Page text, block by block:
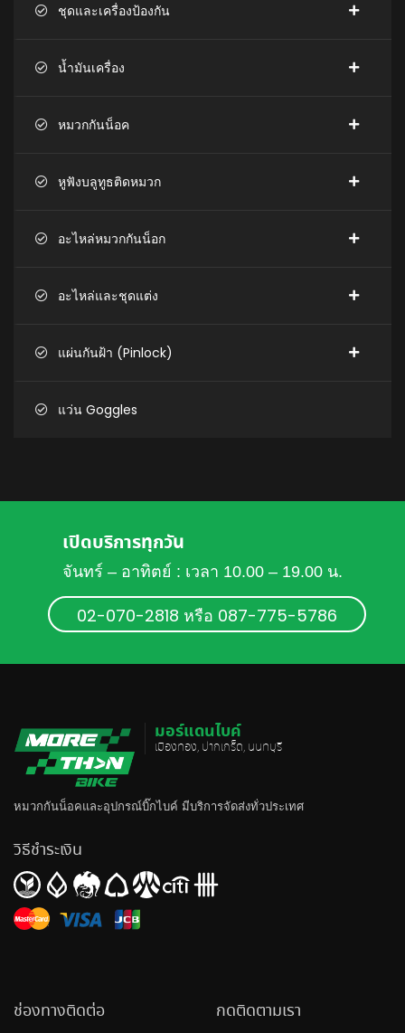
ชุดและเครื่องป้องกัน
น้ำมันเครื่อง
หมวกกันน็อค
หูฟังบลูทูธติดหมวก
อะไหล่หมวกกันน็อก
อะไหล่และชุดแต่ง
แผ่นกันฝ้า (Pinlock)
แว่น Goggles
เปิดบริการทุกวัน
จันทร์ – อาทิตย์ : เวลา 10.00 – 19.00 น.
02-070-2818 หรือ 087-775-5786
มอร์แดนไบค์
เมืองทอง, ปากเกร็ด, นนทบุรี
หมวกกันน็อคและอุปกรณ์บิ๊กไบค์ มีบริการจัดส่งทั่วประเทศ
วิธีชำระเงิน
ช่องทางติดต่อ กดติดตามเรา